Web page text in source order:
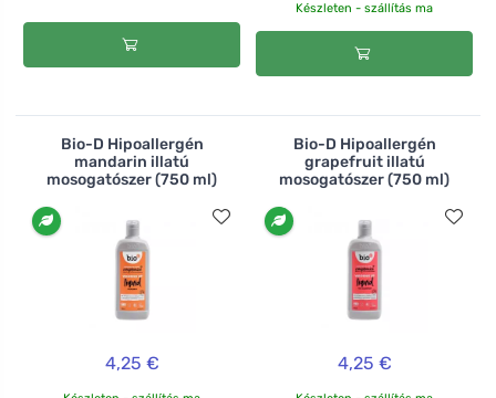
Készleten - szállítás ma
Bio-D Hipoallergén
mandarin illatú
mosogatószer (750 ml)
4,25 €
Bio-D Hipoallergén
grapefruit illatú
mosogatószer (750 ml)
4,25 €